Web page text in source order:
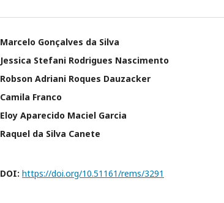
Marcelo Gonçalves da Silva
Jessica Stefani Rodrigues Nascimento
Robson Adriani Roques Dauzacker
Camila Franco
Eloy Aparecido Maciel Garcia
Raquel da Silva Canete
DOI: https://doi.org/10.51161/rems/3291